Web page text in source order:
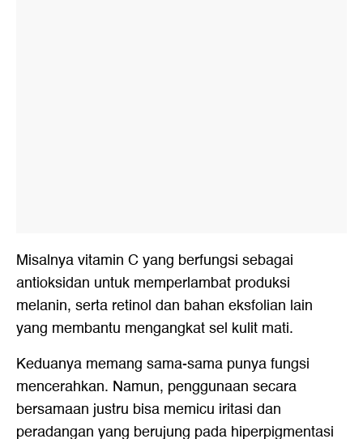
Misalnya vitamin C yang berfungsi sebagai
antioksidan untuk memperlambat produksi
melanin, serta retinol dan bahan eksfolian lain
yang membantu mengangkat sel kulit mati.
Keduanya memang sama-sama punya fungsi
mencerahkan. Namun, penggunaan secara
bersamaan justru bisa memicu iritasi dan
peradangan yang berujung pada hiperpigmentasi